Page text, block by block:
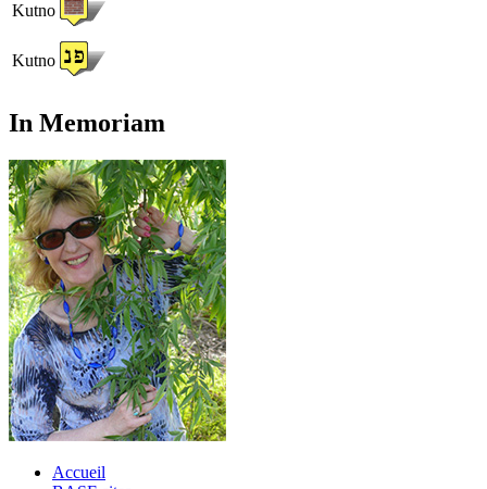
Kutno
Kutno
In Memoriam
Accueil